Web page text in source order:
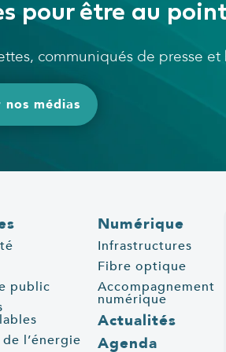
pour être au
communiqués de presse
médias
public
l’énergie
Numérique
Infrastructures
Fibre optique
Accompagnement
numérique
Actualités
Agenda